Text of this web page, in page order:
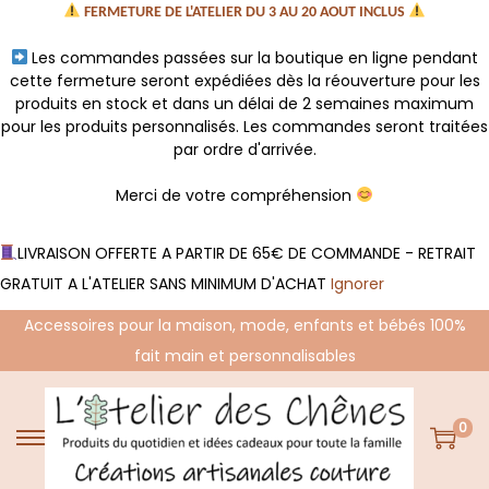
FERMETURE DE L'ATELIER DU 3 AU 20 AOUT INCLUS
Les commandes passées sur la boutique en ligne pendant
cette fermeture seront expédiées dès la réouverture pour les
produits en stock et dans un délai de 2 semaines maximum
pour les produits personnalisés. Les commandes seront traitées
par ordre d'arrivée.
Merci de votre compréhension
LIVRAISON OFFERTE A PARTIR DE 65€ DE COMMANDE - RETRAIT
GRATUIT A L'ATELIER SANS MINIMUM D'ACHAT Ignorer
Accessoires pour la maison, mode, enfants et bébés 100%
fait main et personnalisables
P
a
P
a
0